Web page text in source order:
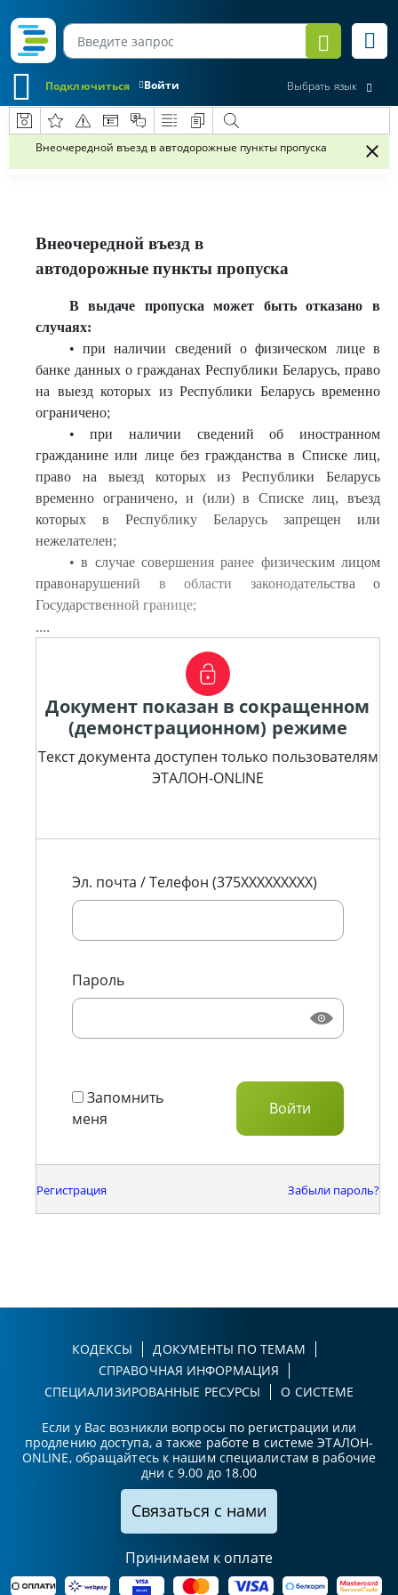
Войти
Подключиться Выбрать язык
Внеочередной въезд в автодорожные пункты пропуска
Внеочередной въезд в
автодорожные пункты пропуска
В выдаче пропуска может быть отказано в
случаях:
• при наличии сведений о физическом лице в
банке данных о гражданах Республики Беларусь, право
на выезд которых из Республики Беларусь временно
ограничено;
• при наличии сведений об иностранном
гражданине или лице без гражданства в Списке лиц,
право на выезд которых из Республики Беларусь
временно ограничено, и (или) в Списке лиц, въезд
которых в Республику Беларусь запрещен или
нежелателен;
• в случае совершения ранее физическим лицом
правонарушений в области законодательства о
Государственной границе;
....
Документ показан в сокращенном
(демонстрационном) режиме
Текст документа доступен только пользователям
ЭТАЛОН-ONLINE
Эл. почта / Телефон (375XXXXXXXXX)
Пароль
Запомнить
меня
Регистрация Забыли пароль?
КОДЕКСЫ
ДОКУМЕНТЫ ПО ТЕМАМ
СПРАВОЧНАЯ ИНФОРМАЦИЯ
СПЕЦИАЛИЗИРОВАННЫЕ РЕСУРСЫ
О СИСТЕМЕ
Если у Вас возникли вопросы по регистрации или
продлению доступа, а также работе в системе ЭТАЛОН-
ONLINE, обращайтесь к нашим специалистам в рабочие
дни с 9.00 до 18.00
Связаться с нами
Принимаем к оплате